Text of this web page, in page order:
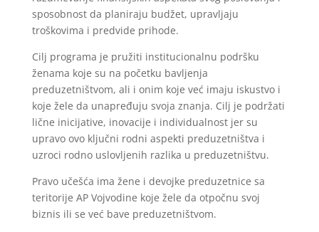
sposobnost da planiraju budžet, upravljaju
troškovima i predvide prihode.
Cilj programa je pružiti institucionalnu podršku
ženama koje su na početku bavljenja
preduzetništvom, ali i onim koje već imaju iskustvo i
koje žele da unapređuju svoja znanja. Cilj je podržati
lične inicijative, inovacije i individualnost jer su
upravo ovo ključni rodni aspekti preduzetništva i
uzroci rodno uslovljenih razlika u preduzetništvu.
Pravo učešća ima žene i devojke preduzetnice sa
teritorije AP Vojvodine koje žele da otpočnu svoj
biznis ili se već bave preduzetništvom.